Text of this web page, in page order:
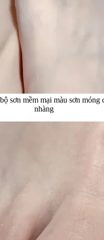
sơn mềm mại màu sơn móng
nhàng